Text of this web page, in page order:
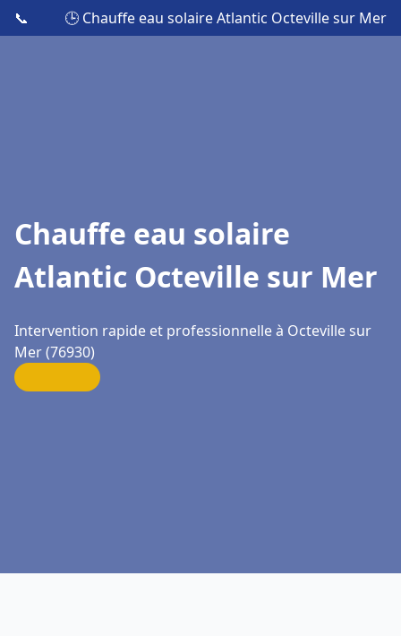
📞 🕒 Chauffe eau solaire Atlantic Octeville sur Mer
Chauffe eau solaire
Atlantic Octeville sur Mer
Intervention rapide et professionnelle à Octeville sur
Mer (76930)